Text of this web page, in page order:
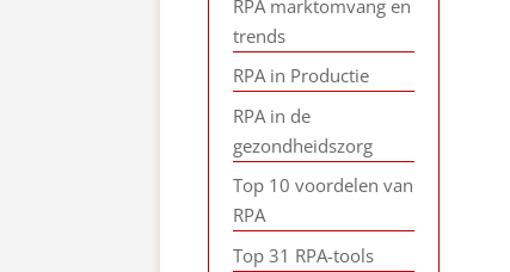
RPA marktomvang en
trends
RPA in Productie
RPA in de
gezondheidszorg
Top 10 voordelen van
RPA
Top 31 RPA-tools